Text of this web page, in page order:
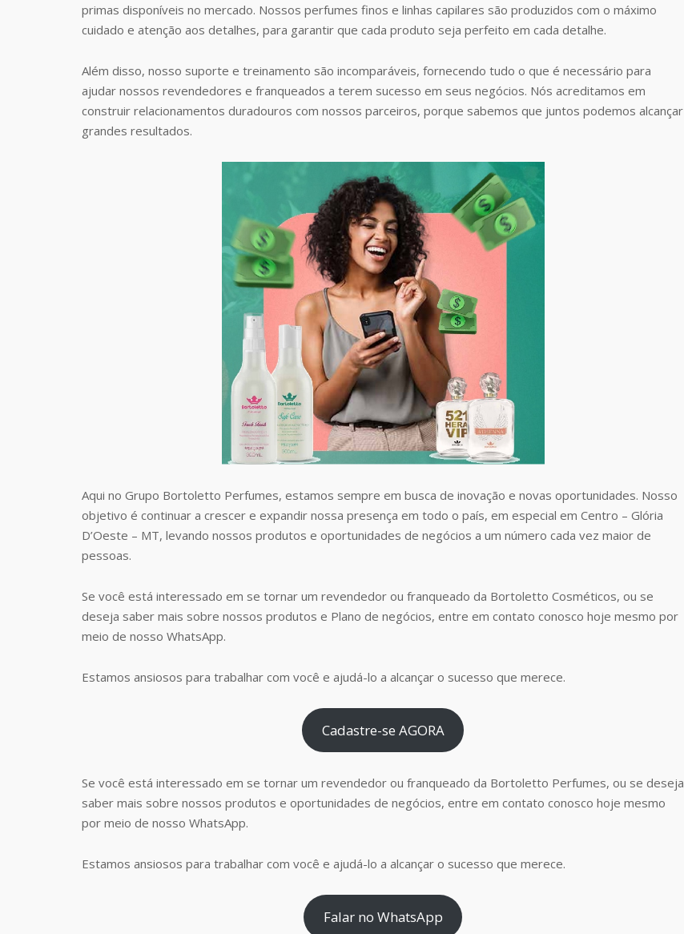
primas disponíveis no mercado. Nossos perfumes finos e linhas capilares são produzidos com o máximo
cuidado e atenção aos detalhes, para garantir que cada produto seja perfeito em cada detalhe.
Além disso, nosso suporte e treinamento são incomparáveis, fornecendo tudo o que é necessário para
ajudar nossos revendedores e franqueados a terem sucesso em seus negócios. Nós acreditamos em
construir relacionamentos duradouros com nossos parceiros, porque sabemos que juntos podemos alcançar
grandes resultados.
Aqui no Grupo Bortoletto Perfumes, estamos sempre em busca de inovação e novas oportunidades. Nosso
objetivo é continuar a crescer e expandir nossa presença em todo o país, em especial em Centro – Glória
D’Oeste – MT, levando nossos produtos e oportunidades de negócios a um número cada vez maior de
pessoas.
Se você está interessado em se tornar um revendedor ou franqueado da Bortoletto Cosméticos, ou se
deseja saber mais sobre nossos produtos e Plano de negócios, entre em contato conosco hoje mesmo por
meio de nosso WhatsApp.
Estamos ansiosos para trabalhar com você e ajudá-lo a alcançar o sucesso que merece.
Cadastre-se AGORA
Se você está interessado em se tornar um revendedor ou franqueado da Bortoletto Perfumes, ou se deseja
saber mais sobre nossos produtos e oportunidades de negócios, entre em contato conosco hoje mesmo
por meio de nosso WhatsApp.
Estamos ansiosos para trabalhar com você e ajudá-lo a alcançar o sucesso que merece.
Falar no WhatsApp